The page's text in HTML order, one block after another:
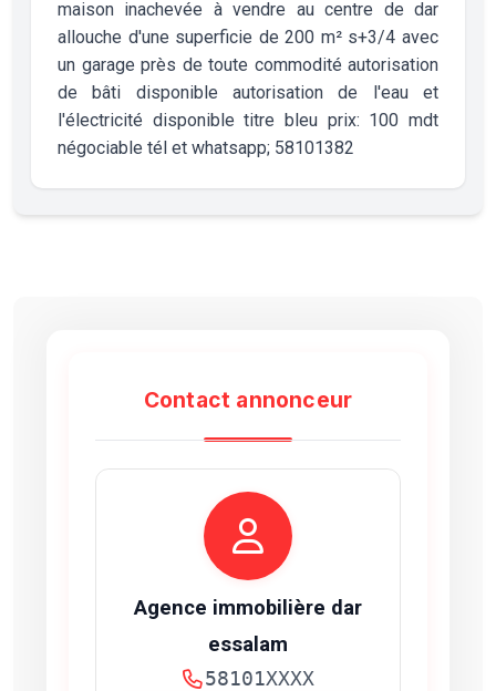
maison inachevée à vendre au centre de dar
allouche d'une superficie de 200 m² s+3/4 avec
un garage près de toute commodité autorisation
de bâti disponible autorisation de l'eau et
l'électricité disponible titre bleu prix: 100 mdt
négociable tél et whatsapp; 58101382
Contact annonceur
Agence immobilière dar
essalam
58101XXXX